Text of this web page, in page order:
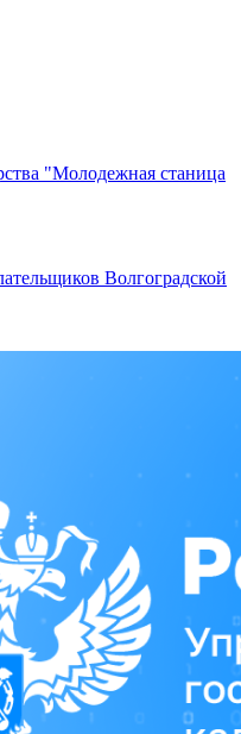
"Молодежная станица
Волгоградской